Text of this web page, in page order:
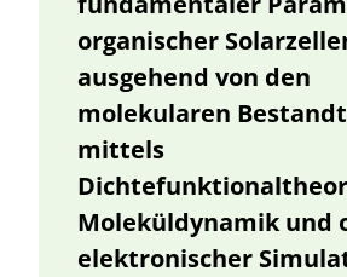
organischer
ausgehend von den
molekularen
mittels
Moleküldynamik und
elektronischer